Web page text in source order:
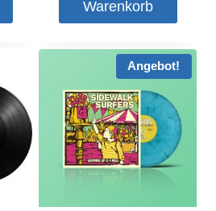
Warenkorb
Angebot!